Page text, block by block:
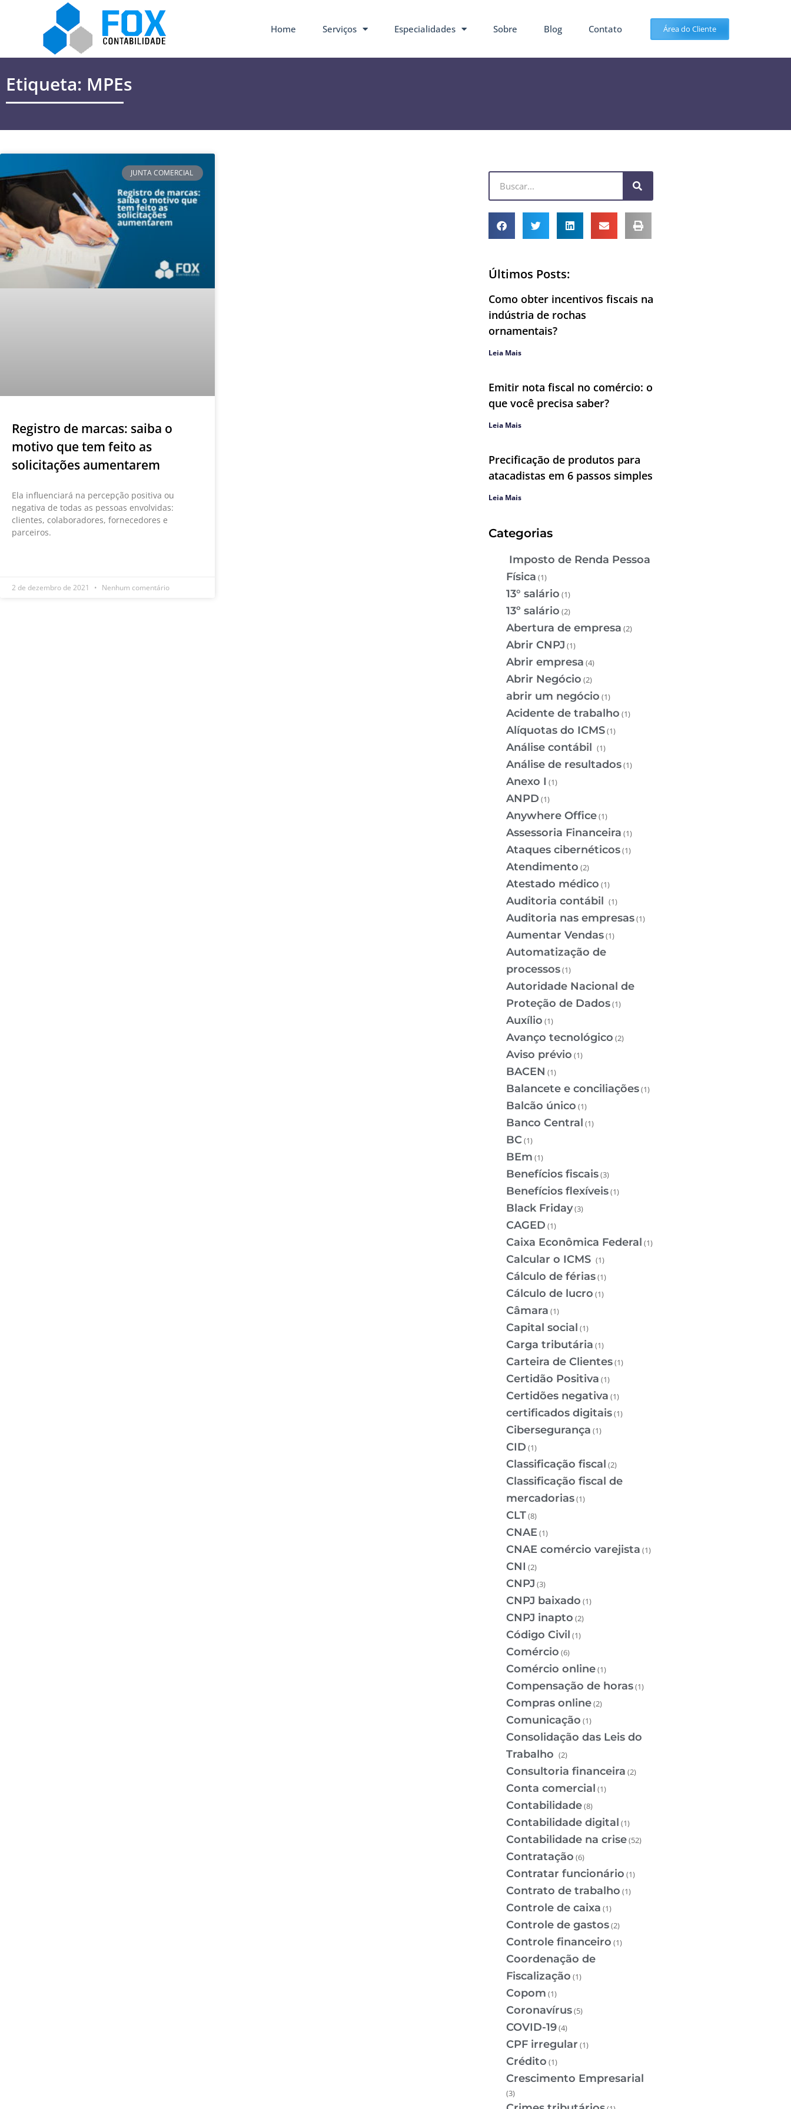
Home Serviços Especialidades Sobre Blog Contato Área do Cliente
Etiqueta: MPEs
JUNTA COMERCIAL
Registro de marcas: saiba o
motivo que tem feito as
solicitações aumentarem
Ela influenciará na percepção positiva ou
negativa de todas as pessoas envolvidas:
clientes, colaboradores, fornecedores e
parceiros.
2 de dezembro de 2021 Nenhum comentário
Últimos Posts:
Como obter incentivos fiscais na
indústria de rochas
ornamentais?
Leia Mais
Emitir nota fiscal no comércio: o
que você precisa saber?
Leia Mais
Precificação de produtos para
atacadistas em 6 passos simples
Leia Mais
Categorias
Imposto de Renda Pessoa
Física (1)
13° salário (1)
13º salário (2)
Abertura de empresa (2)
Abrir CNPJ (1)
Abrir empresa (4)
Abrir Negócio (2)
abrir um negócio (1)
Acidente de trabalho (1)
Alíquotas do ICMS(1)
Análise contábil (1)
Análise de resultados(1)
Anexo I (1)
ANPD (1)
Anywhere Office(1)
Assessoria Financeira (1)
Ataques cibernéticos(1)
Atendimento (2)
Atestado médico (1)
Auditoria contábil (1)
Auditoria nas empresas(1)
Aumentar Vendas(1)
Automatização de
processos(1)
Autoridade Nacional de
Proteção de Dados(1)
Auxílio (1)
Avanço tecnológico (2)
Aviso prévio (1)
BACEN (1)
Balancete e conciliações(1)
Balcão único (1)
Banco Central (1)
BC(1)
BEm (1)
Benefícios fiscais(3)
Benefícios flexíveis(1)
Black Friday(3)
CAGED (1)
Caixa Econômica Federal (1)
Calcular o ICMS (1)
Cálculo de férias(1)
Cálculo de lucro (1)
Câmara (1)
Capital social (1)
Carga tributária (1)
Carteira de Clientes(1)
Certidão Positiva (1)
Certidões negativa (1)
certificados digitais(1)
Cibersegurança (1)
CID (1)
Classificação fiscal (2)
Classificação fiscal de
mercadorias(1)
CLT(8)
CNAE(1)
CNAE comércio varejista (1)
CNI (2)
CNPJ (3)
CNPJ baixado (1)
CNPJ inapto (2)
Código Civil (1)
Comércio (6)
Comércio online(1)
Compensação de horas(1)
Compras online(2)
Comunicação (1)
Consolidação das Leis do
Trabalho (2)
Consultoria financeira (2)
Conta comercial (1)
Contabilidade(8)
Contabilidade digital (1)
Contabilidade na crise(52)
Contratação (6)
Contratar funcionário (1)
Contrato de trabalho (1)
Controle de caixa (1)
Controle de gastos(2)
Controle financeiro (1)
Coordenação de
Fiscalização (1)
Copom (1)
Coronavírus(5)
COVID-19(4)
CPF irregular (1)
Crédito (1)
Crescimento Empresarial
(3)